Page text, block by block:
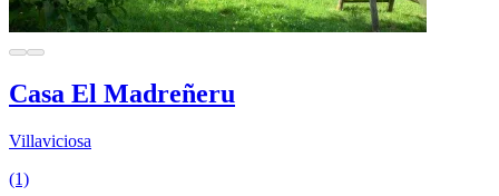
Casa El Madreñeru
Villaviciosa
(1)